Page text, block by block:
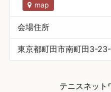
map
会場住所
東京都町田市南町田3-23-
テニスネット